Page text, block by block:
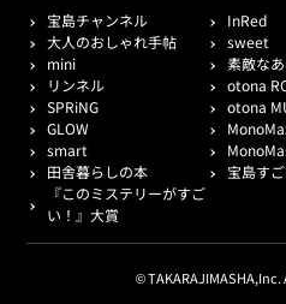
宝島チャンネル
InRed
大人のおしゃれ手帖
sweet
mini
素敵な
リンネル
otona
SPRiNG
otona
GLOW
smart
田舎暮らしの本
宝島す
『このミステリーがすご
い！』大賞
© TAKARAJIMASHA,Inc.